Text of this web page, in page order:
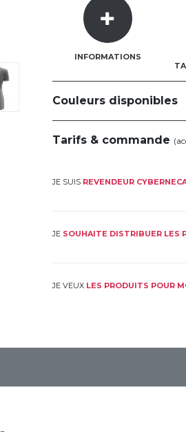
INFORMATIONS
Couleurs disponibles
Tarifs & commande
JE SUIS REVENDEUR
JE SOUHAITE DISTRIBUER LES
JE VEUX LES PRODUITS POUR